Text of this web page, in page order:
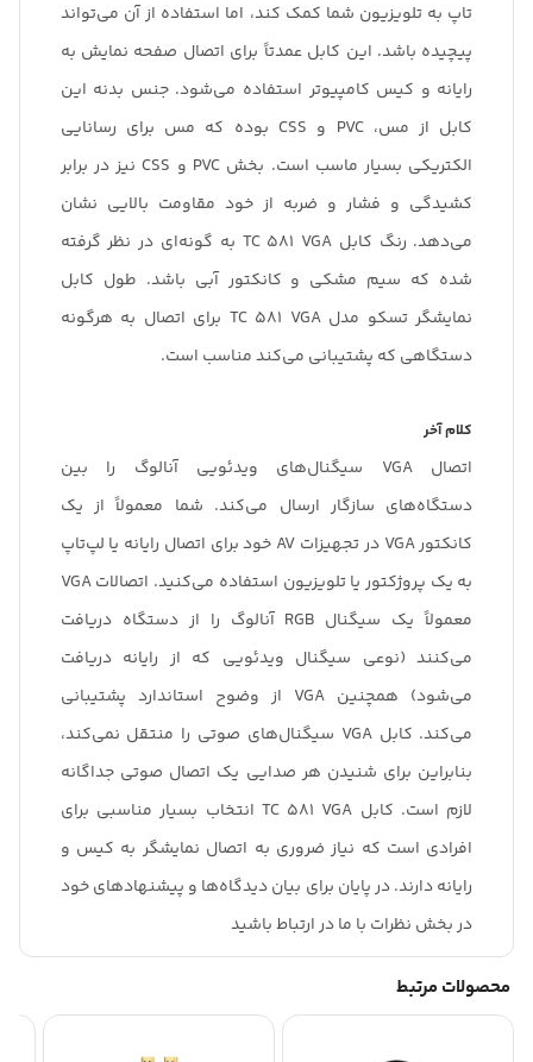
تاپ به تلویزیون شما کمک کند، اما استفاده از آن می‌تواند
پیچیده باشد. این کابل عمدتاً برای اتصال صفحه نمایش به
رایانه و کیس کامپیوتر استفاده می‌شود. جنس بدنه این
کابل از مس، PVC و CSS بوده که مس برای رسانایی
الکتریکی بسیار ماسب است. بخش PVC و CSS نیز در برابر
کشیدگی و فشار و ضربه از خود مقاومت بالایی نشان
می‌دهد. رنگ‌ کابل TC 581 VGA به گونه‌ای در نظر گرفته
شده که سیم مشکی و کانکتور آبی باشد. طول کابل
نمایشگر تسکو مدل TC 581 VGA برای اتصال به هرگونه
دستگاهی که پشتیبانی می‌کند مناسب است.
کلام آخر
اتصال VGA سیگنال‌های ویدئویی آنالوگ را بین
دستگاه‌های سازگار ارسال می‌کند. شما معمولاً از یک
کانکتور VGA در تجهیزات AV خود برای اتصال رایانه یا لپ‌تاپ
به یک پروژکتور یا تلویزیون استفاده می‌کنید. اتصالات VGA
معمولاً یک سیگنال RGB آنالوگ را از دستگاه دریافت
می‌کنند (نوعی سیگنال ویدئویی که از رایانه دریافت
می‌شود) همچنین VGA از وضوح استاندارد پشتیبانی
می‌کند. کابل VGA سیگنال‌های صوتی را منتقل نمی‌کند،
بنابراین برای شنیدن هر صدایی یک اتصال صوتی جداگانه
لازم است. کابل TC 581 VGA انتخاب بسیار مناسبی برای
افرادی‌ است که نیاز ضروری به اتصال نمایشگر به کیس و
رایانه دارند. در پایان برای بیان دیدگاه‌ها و پیشنهادهای خود
در بخش نظرات با ما در ارتباط باشید
محصولات مرتبط